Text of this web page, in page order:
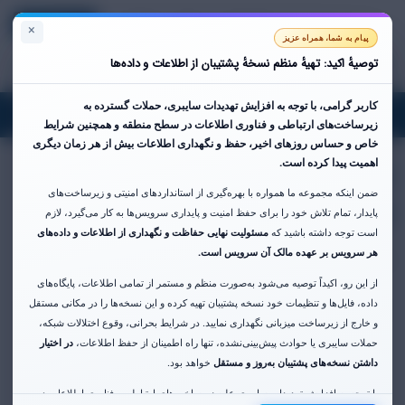
× پیام به شما، همراه عزیز
توصیهٔ اکید: تهیهٔ منظم نسخهٔ پشتیبان از اطلاعات و داده‌ها
کاربر گرامی، با توجه به افزایش تهدیدات سایبری، حملات گسترده به
زیرساخت‌های ارتباطی و فناوری اطلاعات در سطح منطقه و همچنین شرایط
خاص و حساس روزهای اخیر،حفظ و نگهداری اطلاعات بیش از هر زمان دیگری
اهمیت پیدا کرده است.
ضمن اینکه مجموعه ما همواره با بهره‌گیری از استانداردهای امنیتی و زیرساخت‌های
پایدار، تمام تلاش خود را برای حفظ امنیت و پایداری سرویس‌ها به کار می‌گیرد، لازم
است توجه داشته باشید کهمسئولیت نهایی حفاظت و نگهداری از اطلاعات و داده‌های
هر سرویس بر عهده مالک آن سرویس است.
از این رو، اکیداً توصیه می‌شود به‌صورت منظم و مستمر از تمامی اطلاعات، پایگاه‌های
داده، فایل‌ها و تنظیمات خود نسخه پشتیبان تهیه کرده و این نسخه‌ها را در مکانی مستقل
و خارج از زیرساخت میزبانی نگهداری نمایید. در شرایط بحرانی، وقوع اختلالات شبکه،
حملات سایبری یا حوادث پیش‌بینی‌نشده، تنها راه اطمینان از حفظ اطلاعات،در اختیار
داشتن نسخه‌های پشتیبان به‌روز و مستقل خواهد بود.
با توجه به افزایش تهدیدات سایبری علیه زیرساخت‌های ارتباطی و فناوری اطلاعات در
Ver Carrinho
اجاره فضای رک در دیتاسنتر
فن آوا
خدمات Colocation در نزدیکترین دیتاسنتر به زیرساخت تهران
Categorias